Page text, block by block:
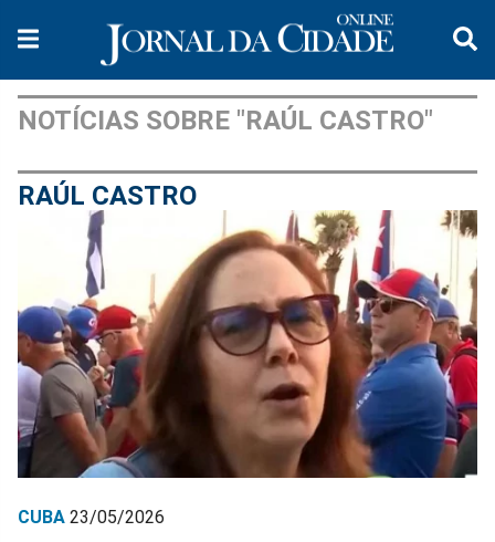
NOTÍCIAS SOBRE "RAÚL CASTRO"
RAÚL CASTRO
CUBA 23/05/2026